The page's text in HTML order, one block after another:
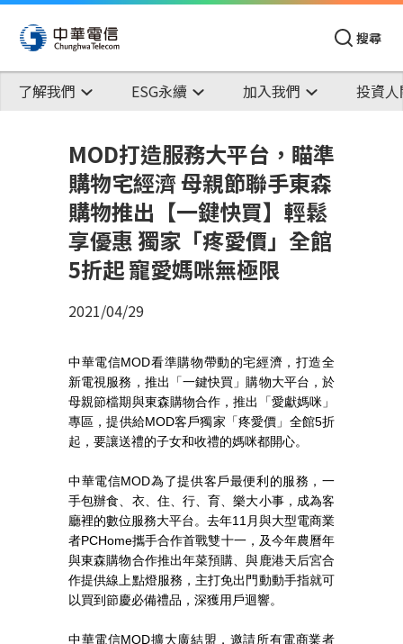
搜尋
了解我們 ESG永續 加入我們 投資
MOD打造服務大平台，瞄準
購物宅經濟 母親節聯手東森
購物推出【一鍵快買】輕鬆
享優惠 獨家「疼愛價」全館
5折起 寵愛媽咪無極限
2021/04/29
中華電信MOD看準購物帶動的宅經濟，打造全
新電視服務，推出「一鍵快買」購物大平台，於
母親節檔期與東森購物合作，推出「愛獻媽咪」
專區，提供給MOD客戶獨家「疼愛價」全館5折
起，要讓送禮的子女和收禮的媽咪都開心。
中華電信MOD為了提供客戶最便利的服務，一
手包辦食、衣、住、行、育、樂大小事，成為客
廳裡的數位服務大平台。去年11 月與大型電商業
者PCHome攜手合作首戰雙十一，及今年農曆年
與東森購物合作推出年菜預購、與鹿港天后宮合
作提供線上點燈服務，主打免出門動動手指就可
以買到節慶必備禮品，深獲用戶迴響。
中華電信MOD擴大廣結盟，邀請所有電商業者